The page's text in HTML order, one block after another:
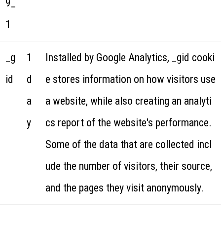
9_
1
_g
id
1
d
a
y
Installed by Google Analytics, _gid cooki
e stores information on how visitors use
a website, while also creating an analyti
cs report of the website's performance.
Some of the data that are collected incl
ude the number of visitors, their source,
and the pages they visit anonymously.